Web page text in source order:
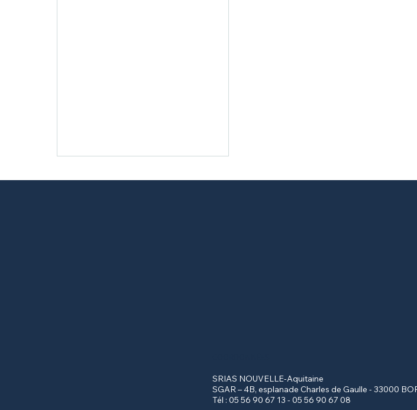
SRIAS NOUVELLE-Aquitaine
SGAR – 4B, esplanade Charles de Gaulle - 33000
Tél : 05 56 90 67 13 - 05 56 90 67 08